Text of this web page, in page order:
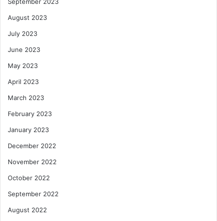
August 2023
July 2023
June 2023
May 2023
April 2023
March 2023
February 2023
January 2023
December 2022
November 2022
October 2022
September 2022
August 2022